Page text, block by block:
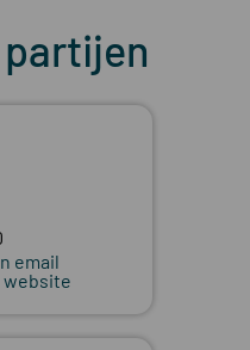
email
website